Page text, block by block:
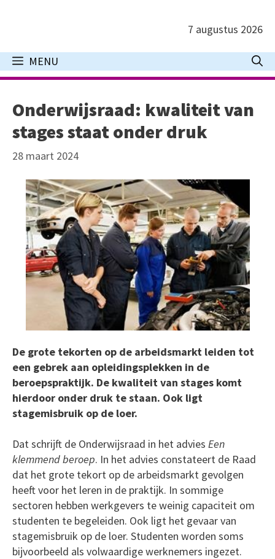
inhoud
7 augustus 2026
MENU
Onderwijsraad: kwaliteit van
stages staat onder druk
28 maart 2024
De grote tekorten op de arbeidsmarkt leiden tot
een gebrek aan opleidingsplekken in de
beroepspraktijk. De kwaliteit van stages komt
hierdoor onder druk te staan. Ook ligt
stagemisbruik op de loer.
Dat schrijft de Onderwijsraad in het advies Een
klemmend beroep. In het advies constateert de Raad
dat het grote tekort op de arbeidsmarkt gevolgen
heeft voor het leren in de praktijk. In sommige
sectoren hebben werkgevers te weinig capaciteit om
studenten te begeleiden. Ook ligt het gevaar van
stagemisbruik op de loer. Studenten worden soms
bijvoorbeeld als volwaardige werknemers ingezet.